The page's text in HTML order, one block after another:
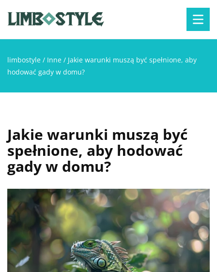
limbostyle / Inne / Jakie warunki muszą być spełnione, aby
hodować gady w domu?
Jakie warunki muszą być
spełnione, aby hodować
gady w domu?